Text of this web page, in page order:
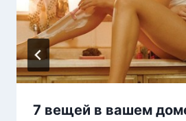
7 вещей в вашем